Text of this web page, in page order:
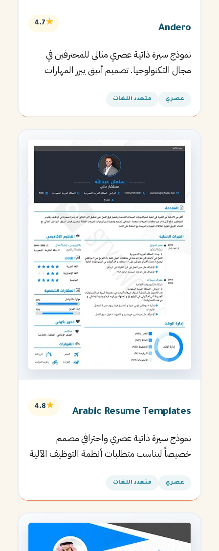
Andero
★
4.7
نموذج سيرة ذاتية عصري مثالي للمحترفين في
مجال التكنولوجيا. تصميم أنيق يبرز المهارات
عصري متعدد اللغات
Arabic Resume Templates
★
4.8
نموذج سيرة ذاتية عصري واحترافي مصمم
خصيصاً ليناسب متطلبات أنظمة التوظيف الآلية
عصري متعدد اللغات